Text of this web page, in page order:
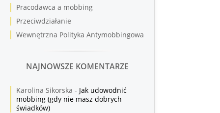
Pracodawca a mobbing
Przeciwdziałanie
Wewnętrzna Polityka Antymobbingowa
NAJNOWSZE KOMENTARZE
Karolina Sikorska - Jak udowodnić
mobbing (gdy nie masz dobrych
świadków)